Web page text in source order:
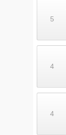
5
4
4